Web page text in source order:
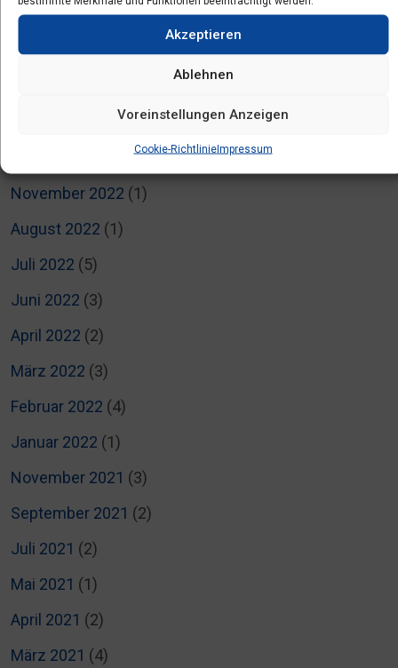
Akzeptieren
Ablehnen
Voreinstellungen Anzeigen
Cookie-RichtlinieImpressum
Mai 2023(5)
April 2023(6)
(1)
(1)
November 2022 (1)
August 2022 (1)
Juli 2022 (5)
Juni 2022 (3)
April 2022 (2)
März 2022 (3)
Februar 2022 (4)
Januar 2022 (1)
November 2021 (3)
September 2021 (2)
Juli 2021 (2)
Mai 2021 (1)
April 2021 (2)
März 2021 (4)